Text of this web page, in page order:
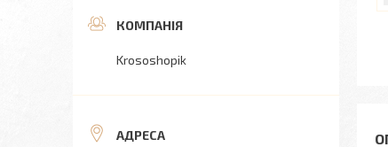
Krososhopik